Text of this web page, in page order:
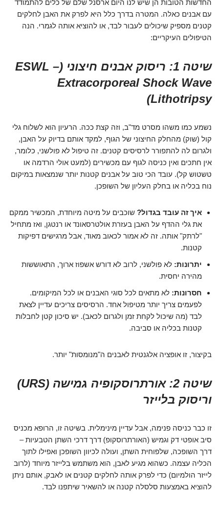
החדשות הטובות הן שיש לנו היום ארסנל שלם של כלים להתמודד
עם אבנים כאלה. המטרה בדרך כלל היא לפרק את האבן לחלקים
קטנים מספיק שיכולים לעבור לבד, או להוציא אותה לגמרי. הנה
הטיפולים העיקריים:
שיטה 1: ריסוק אבנים חיצוני (ESWL –
Extracorporeal Shock Wave
Lithotripsy)
נשמע כמו משהו מסרט מד"ב, וזה קצת ככה. הרעיון הוא לשלוח גלי
קול (שוק) מהחלק החיצוני של הגוף, למקד אותם בדיוק על האבן,
ולגרום לה להתפורר לרסיסים קטנים. זה טיפול לא פולשני, כלומר,
אין חתכים ואין כניסה לגוף עם מכשירים (למעט אולי הרדמה או
טשטוש קל). עובד הכי טוב על אבנים קטנות יותר שנמצאות במיקום
נוח בכליה או בחלק העליון של השופכן.
איך זה עובד בגדול? שוכבים על מיטה מיוחדת, המכשיר ממקם
את גלי ההדף על האבן בעזרת אולטרסאונד או רנטגן, ואז מתחיל
"לרתק" אותה. זה לא אמור לכאוב מאוד, אבל מרגישים דפיקות
קטנות.
יתרונות: לא פולשני, לרוב לא דורש אשפוז ארוך, התאוששות
מהירה יחסית.
חסרונות: לא מתאים לכל סוגי האבנים או לכל המיקומים.
לפעמים צריך יותר מטיפול אחד. הרסיסים צריכים עדיין לצאת
לבד (מה שיכול לקחת זמן ולגרום לכאב). יש סיכון קטן לחבלות
קטנות בכליה או סביבה.
בקיצור, זו אופציה אלגנטית לאבנים ה"מנומסות" יותר.
שיטה 2: אורתרוסקופיה גמישה (URS)
וריסוק בלייזר
זו כבר כניסה פנימה, אבל עדיין מינימלית. בשיטה זו, הרופא מכניס
סיב אופטי דק וגמיש (האורתרוסקופ) דרך דרכי השתן הטבעיות –
דרך השופכה, שלפוחית השתן, ועולה לכיוון השופכן ואפילו לתוך
הכליה עצמה. כשהוא מגיע לאבן, הוא משתמש בלייזר מיוחד (לרוב
לייזר הולמיום) כדי לפרק אותה לחלקים קטנים או לאבק, אותם ניתן
להוציא באמצעות סלסלה קטנה או להשאיר שיתפנו לבד.